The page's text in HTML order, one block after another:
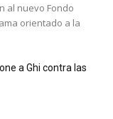
al nuevo Fondo
orientado a la
a Ghi contra las